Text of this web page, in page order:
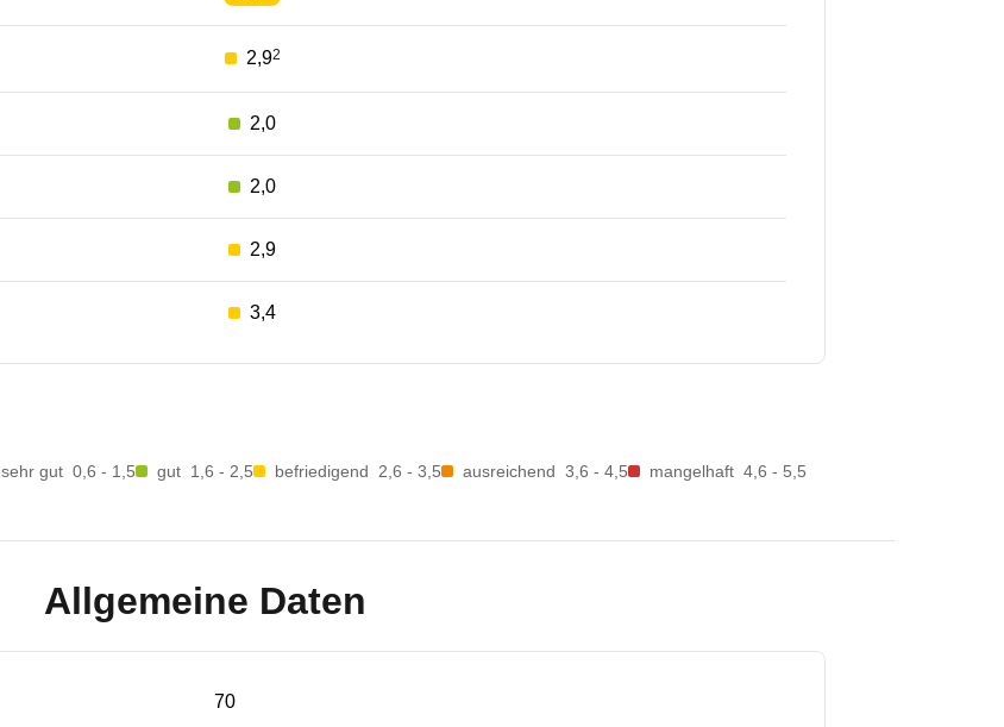
2,92
2,0
2,0
2,9
3,4
sehr gut 0,6 - 1,5 gut 1,6 - 2,5 befriedigend 2,6 - 3,5 ausreichend 3,6 - 4,5 mangelhaft 4,6 - 5,5
Allgemeine Daten
70